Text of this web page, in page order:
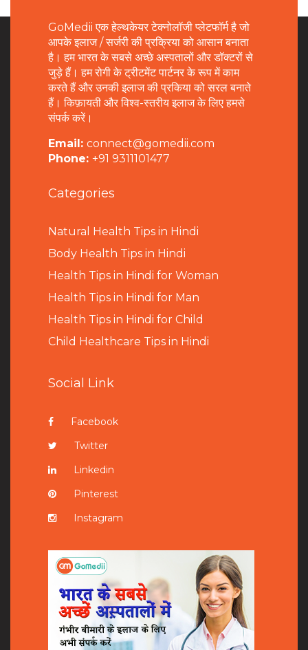
GoMedii एक हेल्थकेयर टेक्नोलॉजी प्लेटफॉर्म है जो
आपके इलाज / सर्जरी की प्रक्रिया को आसान बनाता
है। हम भारत के सबसे अच्छे अस्पतालों और डॉक्टरों से
जुड़े हैं। हम रोगी के ट्रीटमेंट पार्टनर के रूप में काम
करते हैं और उनकी इलाज की प्रकिया को सरल बनाते
हैं। किफ़ायती और विश्व-स्तरीय इलाज के लिए हमसे
संपर्क करें।
Email: connect@gomedii.com
Phone: +91 9311101477
Categories
Natural Health Tips in Hindi
Body Health Tips in Hindi
Health Tips in Hindi for Woman
Health Tips in Hindi for Man
Health Tips in Hindi for Child
Child Healthcare Tips in Hindi
Social Link
Facebook
Twitter
Linkedin
Pinterest
Instagram